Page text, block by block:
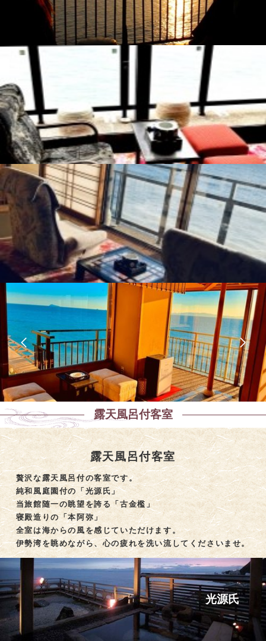
Slide 6 of 9.露天風呂付客室
露天風呂付客室
贅沢な露天風呂付の客室です。
純和風庭園付の「光源氏」
当旅館随一の眺望を誇る「古金檻」
寝殿造りの「本阿弥」
全室は海からの風を感じていただけます。
伊勢湾を眺めながら、心の疲れを洗い流してくださいませ。
光源氏